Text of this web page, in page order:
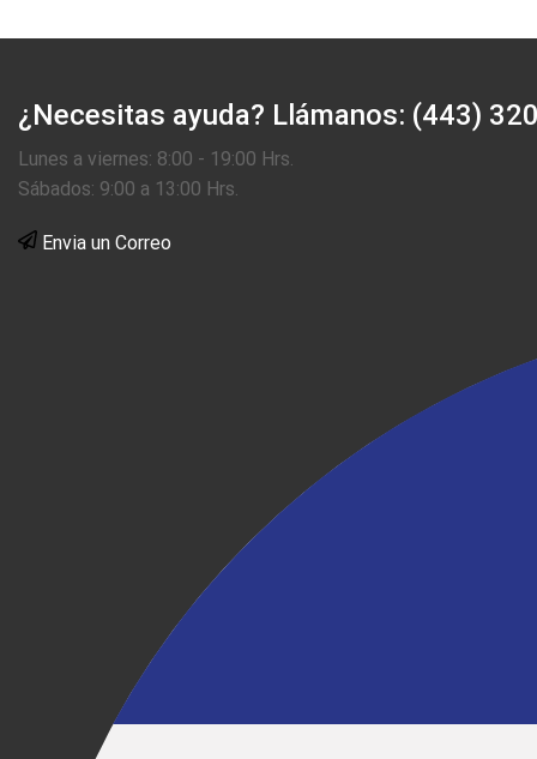
¿Necesitas ayuda? Llámanos: (443)
Lunes a viernes: 8:00 - 19:00 Hrs.
Sábados: 9:00 a 13:00 Hrs.
Envia un Correo